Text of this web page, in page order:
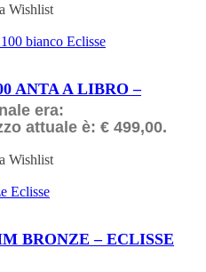
Wishlist
era:
attuale è: € 499,00.
Wishlist
BRONZE – ECLISSE